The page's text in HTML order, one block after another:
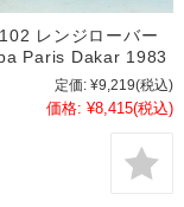
レンジローバー
Paris Dakar 1983
定価: ¥9,219(税込)
価格: ¥8,415(税込)